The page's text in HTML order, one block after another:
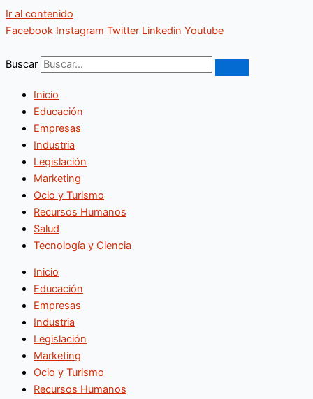
Ir al contenido
Facebook Instagram Twitter Linkedin Youtube
Buscar
Inicio
Educación
Empresas
Industria
Legislación
Marketing
Ocio y Turismo
Recursos Humanos
Salud
Tecnología y Ciencia
Inicio
Educación
Empresas
Industria
Legislación
Marketing
Ocio y Turismo
Recursos Humanos